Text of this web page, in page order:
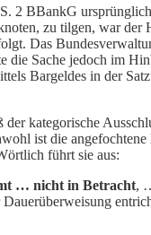
BBankG
zu tilgen, war
Das
die Sache jedoch im
Bargeldes in der
kategorische
ist die
führt sie aus:
… nicht in Betracht,